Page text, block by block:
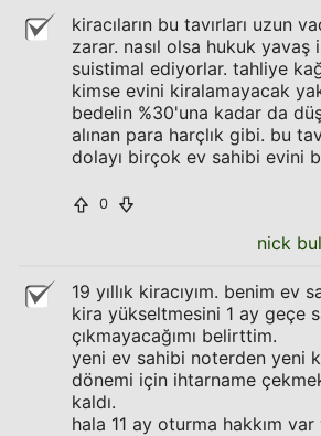
kiracıların bu tavırları uzun
zarar. nasıl olsa hukuk
suistimal ediyorlar. tahliye
kimse evini kiralamayacak
bedelin %30'una kadar da
alınan para harçlık gibi. bu
dolayı birçok ev sahibi evini
0
nick
19 yıllık kiracıyım. benim ev
kira yükseltmesini 1 ay geçe
çıkmayacağımı belirttim.
yeni ev sahibi noterden yeni
dönemi için ihtarname
kaldı.
hala 11 ay oturma hakkım var